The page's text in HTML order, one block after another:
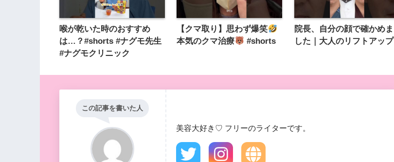
喉が乾いた時のおすすめ
は…？#shorts #ナグモ先生
#ナグモクリニック
【クマ取り】思わず爆笑
本気のクマ治療
#shorts
院長、自分の顔で確かめま
した｜大人のリフトアップ
この記事を書いた人
美容大好き♡ フリーのライターです。